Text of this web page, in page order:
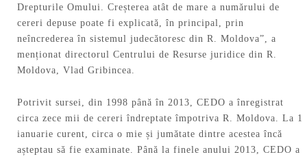
Drepturile Omului. Creșterea atât de mare a numărului de
cereri depuse poate fi explicată, în principal, prin
neîncrederea în sistemul judecătoresc din R. Moldova”, a
menționat directorul Centrului de Resurse juridice din R.
Moldova, Vlad Gribincea.
Potrivit sursei, din 1998 până în 2013, CEDO a înregistrat
circa zece mii de cereri îndreptate împotriva R. Moldova. La 1
ianuarie curent, circa o mie și jumătate dintre acestea încă
așteptau să fie examinate. Până la finele anului 2013, CEDO a